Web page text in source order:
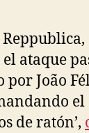
ataque
João
el
de ratón’,